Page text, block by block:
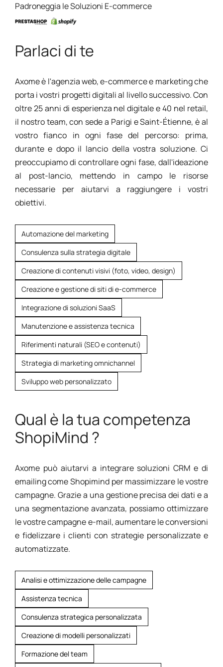
Padroneggia le Soluzioni E-commerce
Parlaci di te
Axome è l'agenzia web, e-commerce e marketing che
porta i vostri progetti digitali al livello successivo. Con
oltre 25 anni di esperienza nel digitale e 40 nel retail,
il nostro team, con sede a Parigi e Saint-Étienne, è al
vostro fianco in ogni fase del percorso: prima,
durante e dopo il lancio della vostra soluzione. Ci
preoccupiamo di controllare ogni fase, dall'ideazione
al post-lancio, mettendo in campo le risorse
necessarie per aiutarvi a raggiungere i vostri
obiettivi.
Automazione del marketing
Consulenza sulla strategia digitale
Creazione di contenuti visivi (foto, video, design)
Creazione e gestione di siti di e-commerce
Integrazione di soluzioni SaaS
Manutenzione e assistenza tecnica
Riferimenti naturali (SEO e contenuti)
Strategia di marketing omnichannel
Sviluppo web personalizzato
Qual è la tua competenza
ShopiMind ?
Axome può aiutarvi a integrare soluzioni CRM e di
emailing come Shopimind per massimizzare le vostre
campagne. Grazie a una gestione precisa dei dati e a
una segmentazione avanzata, possiamo ottimizzare
le vostre campagne e-mail, aumentare le conversioni
e fidelizzare i clienti con strategie personalizzate e
automatizzate.
Analisi e ottimizzazione delle campagne
Assistenza tecnica
Consulenza strategica personalizzata
Creazione di modelli personalizzati
Formazione del team